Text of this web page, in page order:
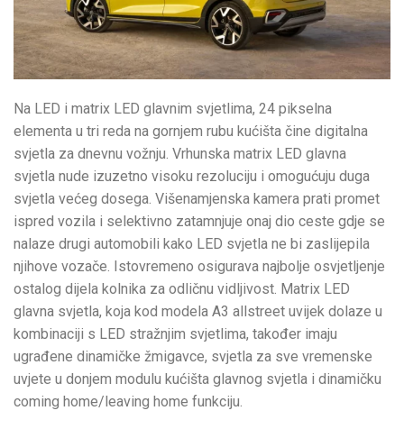
Na LED i matrix LED glavnim svjetlima, 24 pikselna
elementa u tri reda na gornjem rubu kućišta čine digitalna
svjetla za dnevnu vožnju. Vrhunska matrix LED glavna
svjetla nude izuzetno visoku rezoluciju i omogućuju duga
svjetla većeg dosega. Višenamjenska kamera prati promet
ispred vozila i selektivno zatamnjuje onaj dio ceste gdje se
nalaze drugi automobili kako LED svjetla ne bi zaslijepila
njihove vozače. Istovremeno osigurava najbolje osvjetljenje
ostalog dijela kolnika za odličnu vidljivost. Matrix LED
glavna svjetla, koja kod modela A3 allstreet uvijek dolaze u
kombinaciji s LED stražnjim svjetlima, također imaju
ugrađene dinamičke žmigavce, svjetla za sve vremenske
uvjete u donjem modulu kućišta glavnog svjetla i dinamičku
coming home/leaving home funkciju.